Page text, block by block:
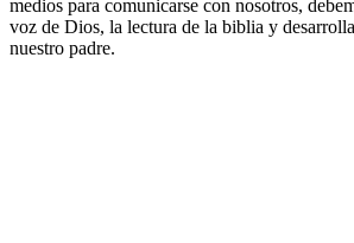
medios para comunicarse con nosotros,
voz de Dios, la lectura de la biblia y
nuestro padre.